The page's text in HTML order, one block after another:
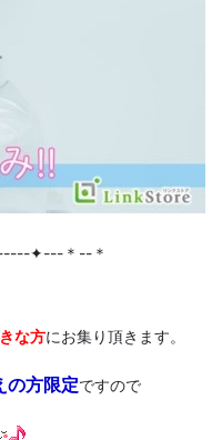
✦---＊--＊
な方にお集り頂きます。
の方限定ですので